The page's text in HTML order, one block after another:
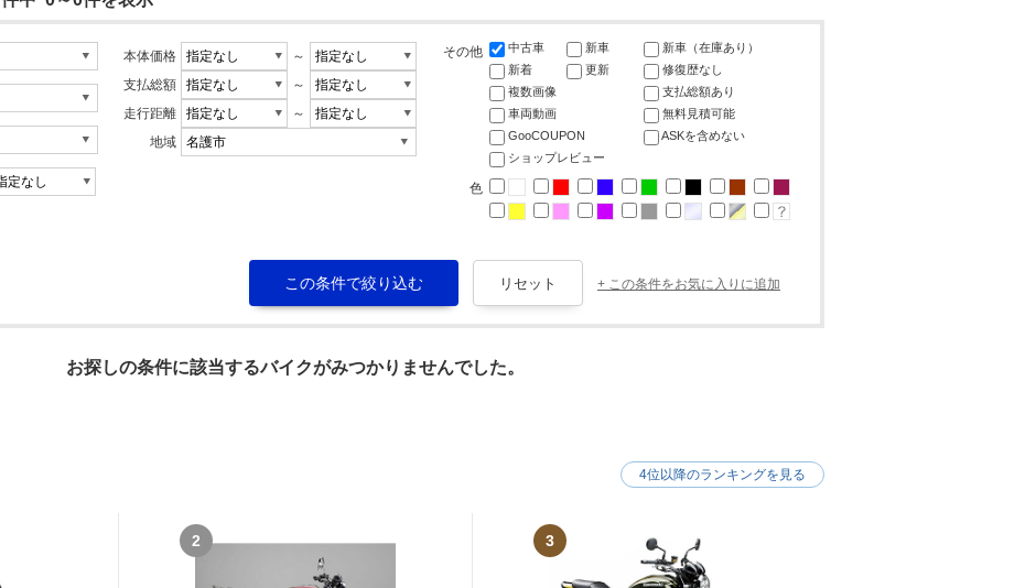
本体価格
～
支払総額
～
走行距離
～
地域
その他 中古車 新車
新車（在庫あり）
新着
更新
修復歴なし
複数画像
支払総額あり
車両動画
無料見積可能
GooCOUPON
ASKを含めない
ショップレビュー
色
+ この条件をお気に入りに追加
お探しの条件に該当するバイクがみつかりませんでした。
2 3
4位以降のランキングを見る